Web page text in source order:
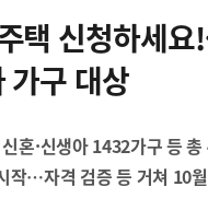
택 신청하세
가구 대상
혼·신생아 1432가구 등
작…자격 검증 등 거쳐 10